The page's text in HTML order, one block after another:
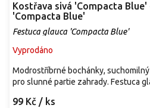
Kostřava sivá 'Compacta Blue'
'Compacta Blue'
Festuca glauca 'Compacta Blue'
Vyprodáno
99 Kč / ks
Modrostříbrné bochánky,
pro slunné partie zahrady. Festuca